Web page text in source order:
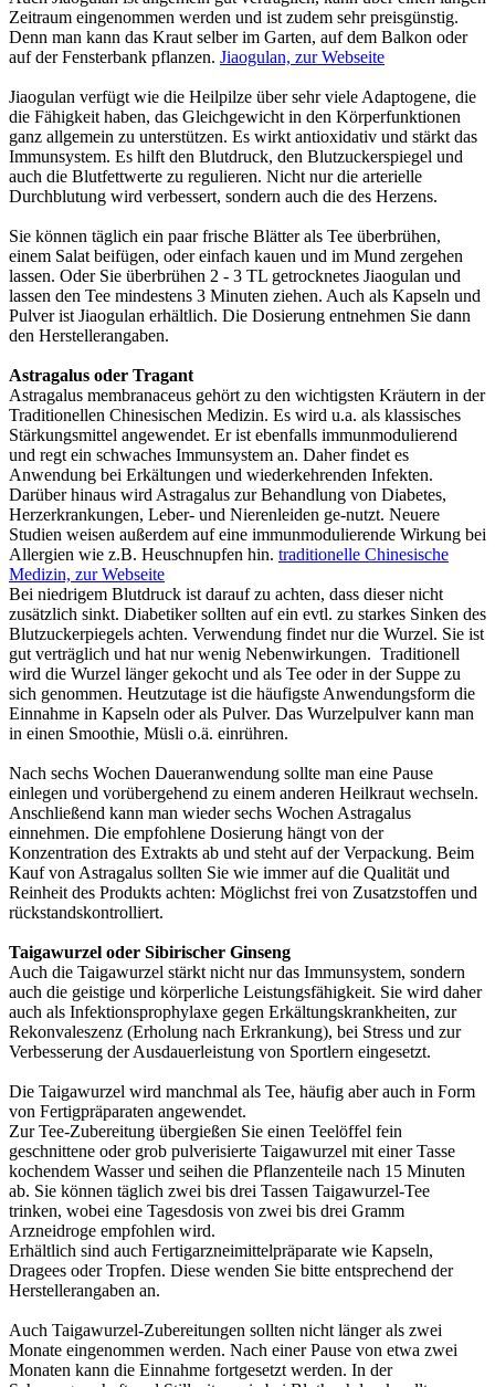
Zeitraum eingenommen werden und ist zudem sehr preisgünstig.
Denn man kann das Kraut selber im Garten, auf dem Balkon oder
auf der Fensterbank pflanzen. Jiaogulan, zur Webseite
Jiaogulan verfügt wie die Heilpilze über sehr viele Adaptogene, die
die Fähigkeit haben, das Gleichgewicht in den Körperfunktionen
ganz allgemein zu unterstützen. Es wirkt antioxidativ und stärkt das
Immunsystem. Es hilft den Blutdruck, den Blutzuckerspiegel und
auch die Blutfettwerte zu regulieren. Nicht nur die arterielle
Durchblutung wird verbessert, sondern auch die des Herzens.
Sie können täglich ein paar frische Blätter als Tee überbrühen,
einem Salat beifügen, oder einfach kauen und im Mund zergehen
lassen. Oder Sie überbrühen 2 - 3 TL getrocknetes Jiaogulan und
lassen den Tee mindestens 3 Minuten ziehen. Auch als Kapseln und
Pulver ist Jiaogulan erhältlich. Die Dosierung entnehmen Sie dann
den Herstellerangaben.
Astragalus oder Tragant
Astragalus membranaceus gehört zu den wichtigsten Kräutern in der
Traditionellen Chinesischen Medizin. Es wird u.a. als klassisches
Stärkungsmittel angewendet. Er ist ebenfalls immunmodulierend
und regt ein schwaches Immunsystem an. Daher findet es
Anwendung bei Erkältungen und wiederkehrenden Infekten.
Darüber hinaus wird Astragalus zur Behandlung von Diabetes,
Herzerkrankungen, Leber- und Nierenleiden ge-nutzt. Neuere
Studien weisen außerdem auf eine immunmodulierende Wirkung bei
Allergien wie z.B. Heuschnupfen hin. traditionelle Chinesische
Medizin, zur Webseite
Bei niedrigem Blutdruck ist darauf zu achten, dass dieser nicht
zusätzlich sinkt. Diabetiker sollten auf ein evtl. zu starkes Sinken des
Blutzuckerpiegels achten. Verwendung findet nur die Wurzel. Sie ist
gut verträglich und hat nur wenig Nebenwirkungen. Traditionell
wird die Wurzel länger gekocht und als Tee oder in der Suppe zu
sich genommen. Heutzutage ist die häufigste Anwendungsform die
Einnahme in Kapseln oder als Pulver. Das Wurzelpulver kann man
in einen Smoothie, Müsli o.ä. einrühren.
Nach sechs Wochen Daueranwendung sollte man eine Pause
einlegen und vorübergehend zu einem anderen Heilkraut wechseln.
Anschließend kann man wieder sechs Wochen Astragalus
einnehmen. Die empfohlene Dosierung hängt von der
Konzentration des Extrakts ab und steht auf der Verpackung. Beim
Kauf von Astragalus sollten Sie wie immer auf die Qualität und
Reinheit des Produkts achten: Möglichst frei von Zusatzstoffen und
rückstandskontrolliert.
Taigawurzel oder Sibirischer Ginseng
Auch die Taigawurzel stärkt nicht nur das Immunsystem, sondern
auch die geistige und körperliche Leistungsfähigkeit. Sie wird daher
auch als Infektionsprophylaxe gegen Erkältungskrankheiten, zur
Rekonvaleszenz (Erholung nach Erkrankung), bei Stress und zur
Verbesserung der Ausdauerleistung von Sportlern eingesetzt.
Die Taigawurzel wird manchmal als Tee, häufig aber auch in Form
von Fertigpräparaten angewendet.
Zur Tee-Zubereitung übergießen Sie einen Teelöffel fein
geschnittene oder grob pulverisierte Taigawurzel mit einer Tasse
kochendem Wasser und seihen die Pflanzenteile nach 15 Minuten
ab. Sie können täglich zwei bis drei Tassen Taigawurzel-Tee
trinken, wobei eine Tagesdosis von zwei bis drei Gramm
Arzneidroge empfohlen wird.
Erhältlich sind auch Fertigarzneimittelpräparate wie Kapseln,
Dragees oder Tropfen. Diese wenden Sie bitte entsprechend der
Herstellerangaben an.
Auch Taigawurzel-Zubereitungen sollten nicht länger als zwei
Monate eingenommen werden. Nach einer Pause von etwa zwei
Monaten kann die Einnahme fortgesetzt werden. In der